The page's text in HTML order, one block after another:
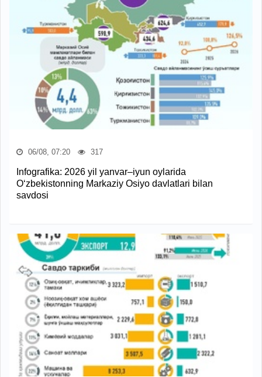
06/08, 07:20 317
Infografika: 2026 yil yanvar–iyun oylarida
O‘zbekistonning Markaziy Osiyo davlatlari bilan
savdosi